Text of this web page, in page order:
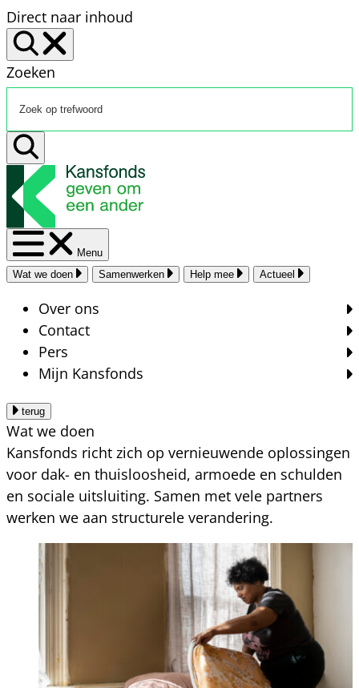
Direct naar inhoud
Zoeken
Menu
Wat we doen
Samenwerken Help mee Actueel
Over ons
Contact
Pers
Mijn Kansfonds
terug
Wat we doen
Kansfonds richt zich op vernieuwende oplossingen
voor dak- en thuisloosheid, armoede en schulden
en sociale uitsluiting. Samen met vele partners
werken we aan structurele verandering.